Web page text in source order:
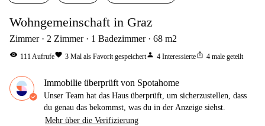
Wohngemeinschaft in Graz
Zimmer 2 Zimmer 1 Badezimmer 68 m2
visibility 111Aufrufefavorite 3 Mal als Favorit gespeichertperson 4 Interessierteios_share 4 male geteilt
Immobilie überprüft von Spotahome
Unser Team hat das Haus überprüft, um sicherzustellen, dass
du genau das bekommst, was du in der Anzeige siehst.
Mehr über die Verifizierung